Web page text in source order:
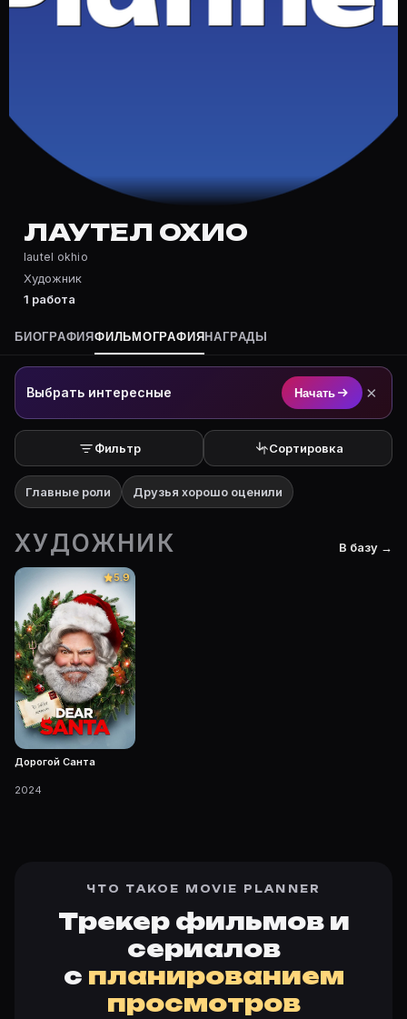
Где снимался Лаутел Охио?
Лаутел Охио — актёр. Биография и роли на
Где открыть фильмографию Лаутел Охио?
На Movie Planner: https://movie-planner.ru/s/
ЛАУТЕЛ ОХИО
lautel okhio
Художник
1 работа
БИОГРАФИЯФИЛЬМОГРАФИЯ НАГРАДЫ
Выбрать интересные Начать ×
Фильтр Сортировка
Главные роли Друзья хорошо оценили
ХУДОЖНИК В базу →
5.9
Дорогой Санта
2024
ЧТО ТАКОЕ MOVIE PLANNER
Трекер фильмов и
сериалов
с планированием
просмотров